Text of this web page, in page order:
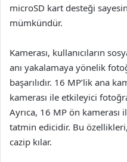
microSD kart desteği
mümkündür.
Kamerası, kullanıcıların
anı yakalamaya yönelik
başarılıdır. 16 MP’lik ana
kamerası ile etkileyici
Ayrıca, 16 MP ön
tatmin edicidir. Bu
cazip kılar.